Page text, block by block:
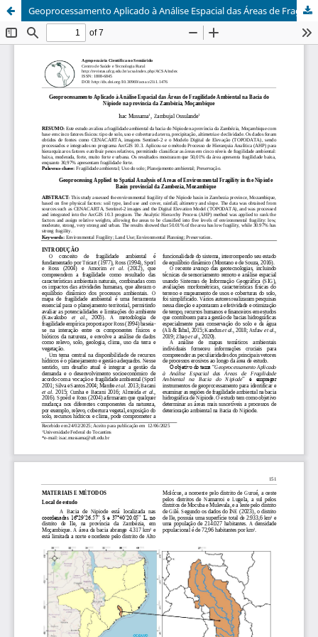
Geoprocessamento Aplicado à Análise Espacial das Áreas de Fragilidade Ambiental na Bacia do Nipiode na província da Zambézia, Moçambique